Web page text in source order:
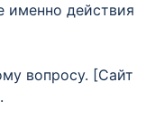
именно действия
вопросу. [Сайт